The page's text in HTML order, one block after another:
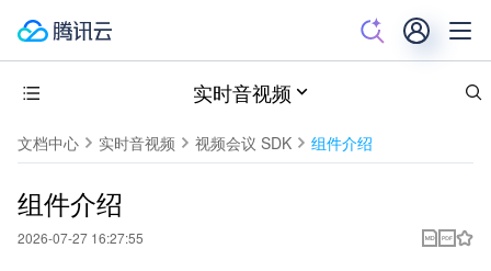
实时音视频
文档中心 实时音视频 视频会议 SDK 组件介绍
组件介绍
2026-07-27 16:27:55